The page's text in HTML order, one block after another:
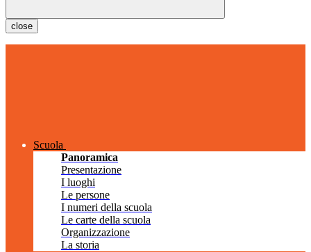
close
Scuola
Panoramica
Presentazione
I luoghi
Le persone
I numeri della scuola
Le carte della scuola
Organizzazione
La storia